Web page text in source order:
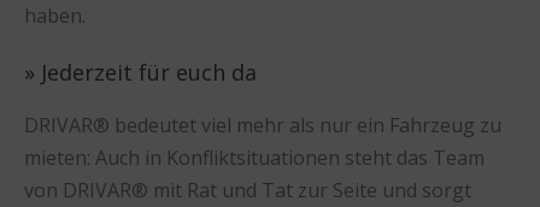
haben.
» Jederzeit für euch da
DRIVAR® bedeutet viel mehr als nur ein Fahrzeug zu
mieten: Auch in Konfliktsituationen steht das Team
von DRIVAR® mit Rat und Tat zur Seite und sorgt